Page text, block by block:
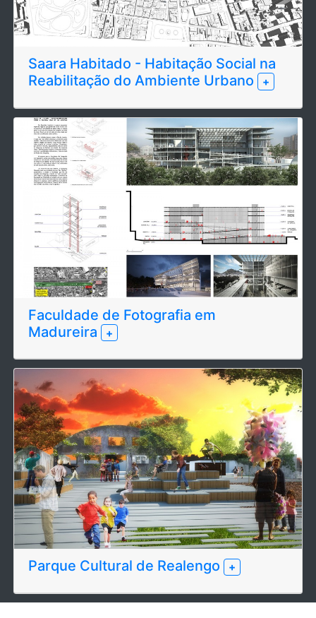
Saara Habitado - Habitação Social na
Reabilitação do Ambiente Urbano
+
Faculdade de Fotografia em
Madureira
+
Parque Cultural de Realengo +